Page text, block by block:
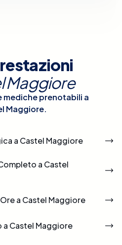
Maggiore
mediche prenotabili a
Maggiore.
a Castel Maggiore
a Castel
a Castel Maggiore
a Castel Maggiore